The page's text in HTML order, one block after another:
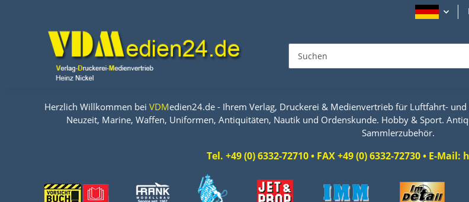
Herzlich Willkommen bei VDMedien24.de - Ihrem Verlag, Druckerei & Medienvertrieb für Luftfahrt-
Neuzeit, Marine, Waffen, Uniformen, Antiquitäten, Nautik und Ordenskunde. Hobby & Sport.
Sammlerzubehör.
Tel. +49 (0) 6332-72710 • FAX +49 (0) 6332-72730 • E-